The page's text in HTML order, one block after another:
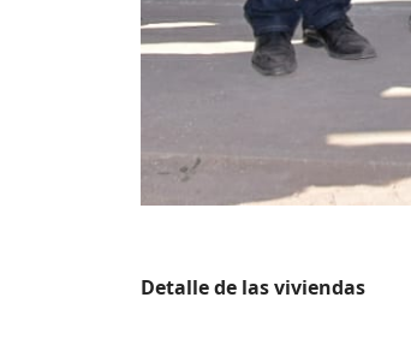
Detalle de las viviendas